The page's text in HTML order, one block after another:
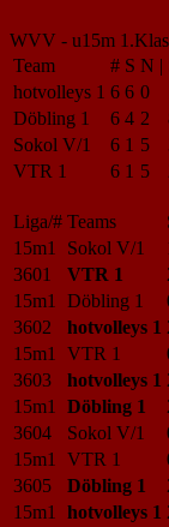
WVV - u15m
Team
# S N |
hotvolleys 1 6 6 0
Döbling 1
6 4 2
Sokol V/1
6 1 5
VTR 1
6 1 5
Liga/# Teams
15m1
Sokol V/1
3601
VTR 1
15m1
Döbling 1
3602
hotvolleys 1
15m1
VTR 1
3603
hotvolleys 1
15m1
Döbling 1
3604
Sokol V/1
15m1
VTR 1
3605
Döbling 1
15m1
hotvolleys 1